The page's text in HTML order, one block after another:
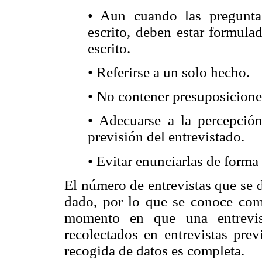
• Aun cuando las
escrito, deben estar
escrito.
• Referirse a un solo hecho.
• No contener
• Adecuarse a la
previsión del entrevistado.
• Evitar enunciarlas de forma
El número de entrevistas que se
dado, por lo que se conoce
momento en que una
recolectados en entrevistas
recogida de datos es completa.